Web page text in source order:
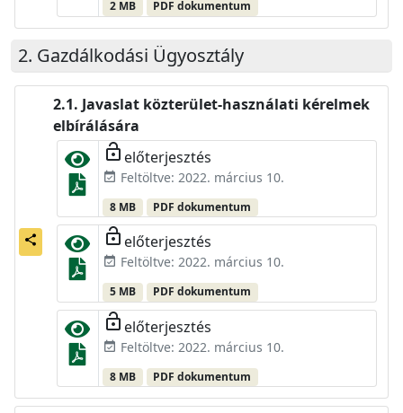
2 MB PDF dokumentum
Gazdálkodási Ügyosztály
share
Javaslat közterület-használati kérelmek
elbírálására
lock_open előterjesztés
event_available Feltöltve: 2022. március 10.
8 MB PDF dokumentum
lock_open előterjesztés
event_available Feltöltve: 2022. március 10.
5 MB PDF dokumentum
lock_open előterjesztés
event_available Feltöltve: 2022. március 10.
8 MB PDF dokumentum